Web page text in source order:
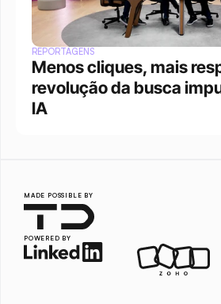
REPORTAGENS
Menos cliques, mais
revolução da busca
IA
MADE POSSIBLE BY
POWERED BY